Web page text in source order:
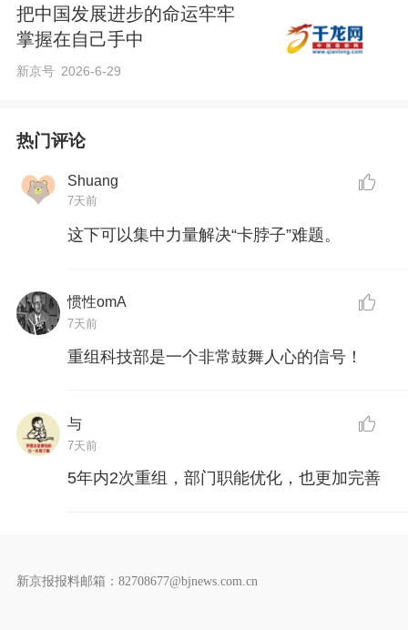
把中国发展进步的命运牢牢
掌握在自己手中
新京号 2026-6-29
热门评论
Shuang
7天前
这下可以集中力量解决“卡脖子”难题。
惯性omA
7天前
重组科技部是一个非常鼓舞人心的信号！
与
7天前
5年内2次重组，部门职能优化，也更加完善
新京报报料邮箱：82708677@bjnews.com.cn